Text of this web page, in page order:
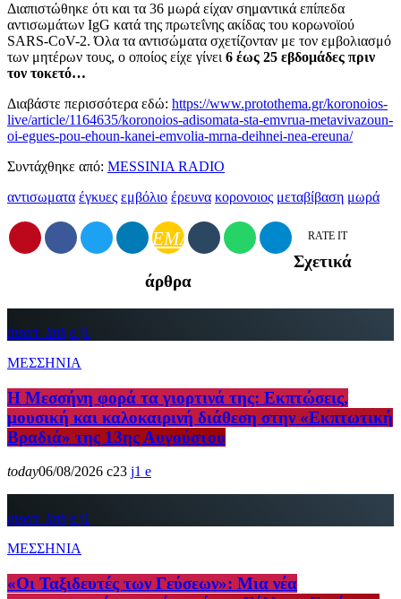
Διαπιστώθηκε ότι και τα 36 μωρά είχαν σημαντικά επίπεδα
αντισωμάτων IgG κατά της πρωτεΐνης ακίδας του κορωνοϊού
SARS-CoV-2. Όλα τα αντισώματα σχετίζονταν με τον εμβολιασμό
των μητέρων τους, ο οποίος είχε γίνει 6 έως 25 εβδομάδες πριν
τον τοκετό…
Διαβάστε περισσότερα εδώ: https://www.protothema.gr/koronoios-
live/article/1164635/koronoios-adisomata-sta-emvrua-metavivazoun-
oi-egues-pou-ehoun-kanei-emvolia-mrna-deihnei-nea-ereuna/
Συντάχθηκε από: MESSINIA RADIO
αντισωματα έγκυες εμβόλιο έρευνα κορονοιος μεταβίβαση μωρά
EMAIL RATE IT
Σχετικά
άρθρα
insert_link
1
ΜΕΣΣΗΝΙΑ
Η Μεσσήνη φορά τα γιορτινά της: Εκπτώσεις,
μουσική και καλοκαιρινή διάθεση στην «Εκπτωτική
Βραδιά» της 13ης Αυγούστου
today06/08/2026 23 1
insert_link
1
ΜΕΣΣΗΝΙΑ
«Οι Ταξιδευτές των Γεύσεων»: Μια νέα